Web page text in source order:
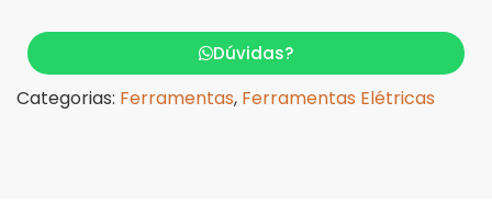
Dúvidas?
Categorias: Ferramentas, Ferramentas Elétricas